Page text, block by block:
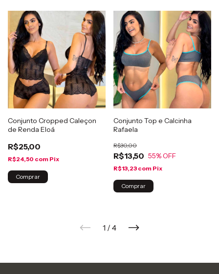
Conjunto Cropped Caleçon
de Renda Eloá
R$25,00
R$24,50 com Pix
Comprar
Conjunto Top e Calcinha
Rafaela
R$13,50
R$30,00
55% OFF
R$13,23 com Pix
Comprar
1 / 4